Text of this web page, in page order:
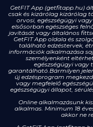
GetFIT App (getfitapp.hu)
csak és kizárólag kizárólag
orvosi, egészségügyi
elsősorban egészséges
javítását vagy általános
GetFIT App oldala és
található edzéstervek,
információk alkalmazása
személyenként
egészségügyi vagy
garantálható.Bármilyen
új edzésprogram
vagy megfelelő
egészségügyi állapot,
Online alkalmazásunk
alkalmas. Minimum 18
akkor ne